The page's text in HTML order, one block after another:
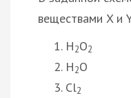
веществами X и
H2O2
H2O
Cl2